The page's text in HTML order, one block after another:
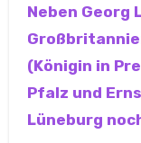
Neben Georg
(Königin in
Pfalz und
Lüneburg